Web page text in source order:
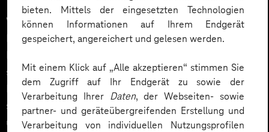
bieten. Mittels der eingesetzten Technologien
können Informationen auf Ihrem Endgerät
gespeichert, angereichert und gelesen werden.
Mit einem Klick auf „Alle akzeptieren“ stimmen Sie
dem Zugriff auf Ihr Endgerät zu sowie der
Verarbeitung Ihrer Daten, der Webseiten- sowie
partner- und geräteübergreifenden Erstellung und
Verarbeitung von individuellen Nutzungsprofilen
Wie gelingt Conversational AI wirklich – jenseits von
Hype und „Magic Button“? Im Podcast erklärt Dr.
Laura Dreessen, warum erfolgreiche KI‑Dialogsysteme
strategische Beratung, gutes UX‑Design, klare
Prozesse und realistische Erwartungen brauchen. Ein
spannender Blick auf das Zusammenspiel von Mensch
und KI.